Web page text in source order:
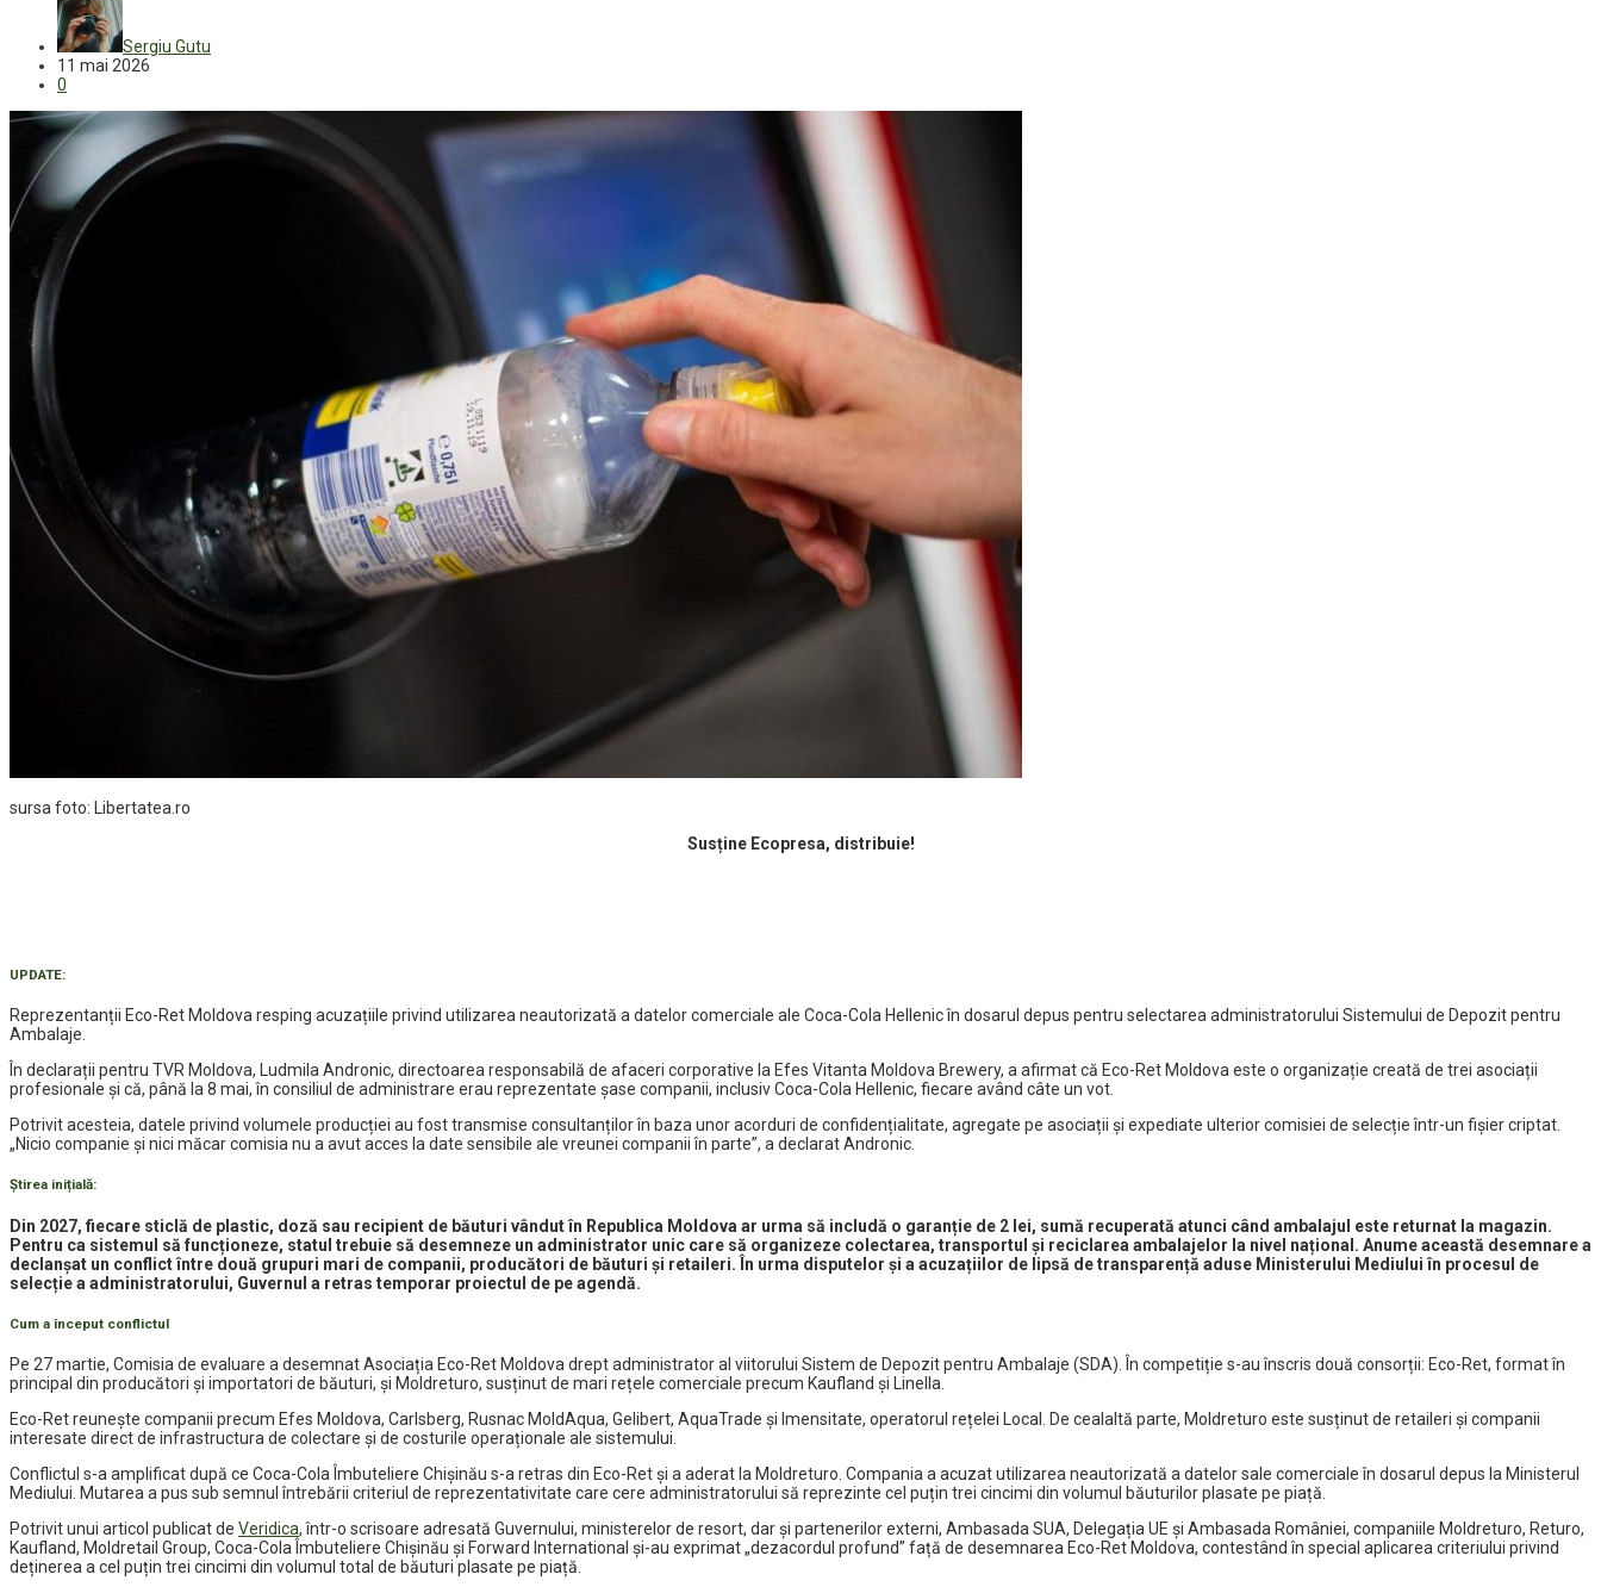
Sergiu Gutu
11 mai 2026
0
sursa foto: Libertatea.ro
Susține Ecopresa, distribuie!
UPDATE:
Reprezentanții Eco-Ret Moldova resping acuzațiile privind utilizarea neautorizată a datelor comerciale ale Coca-Cola Hellenic în dosarul depus pentru selectarea administratorului Sistemului de Depozit pentru
Ambalaje.
În declarații pentru TVR Moldova, Ludmila Andronic, directoarea responsabilă de afaceri corporative la Efes Vitanta Moldova Brewery, a afirmat că Eco-Ret Moldova este o organizație creată de trei asociații
profesionale și că, până la 8 mai, în consiliul de administrare erau reprezentate șase companii, inclusiv Coca-Cola Hellenic, fiecare având câte un vot.
Potrivit acesteia, datele privind volumele producției au fost transmise consultanților în baza unor acorduri de confidențialitate, agregate pe asociații și expediate ulterior comisiei de selecție într-un fișier criptat.
„Nicio companie și nici măcar comisia nu a avut acces la date sensibile ale vreunei companii în parte”, a declarat Andronic.
Știrea inițială:
Din 2027, fiecare sticlă de plastic, doză sau recipient de băuturi vândut în Republica Moldova ar urma să includă o garanție de 2 lei, sumă recuperată atunci când ambalajul este returnat la magazin.
Pentru ca sistemul să funcționeze, statul trebuie să desemneze un administrator unic care să organizeze colectarea, transportul și reciclarea ambalajelor la nivel național. Anume această desemnare a
declanșat un conflict între două grupuri mari de companii, producători de băuturi și retaileri. În urma disputelor și a acuzațiilor de lipsă de transparență aduse Ministerului Mediului în procesul de
selecție a administratorului, Guvernul a retras temporar proiectul de pe agendă.
Cum a început conflictul
Pe 27 martie, Comisia de evaluare a desemnat Asociația Eco-Ret Moldova drept administrator al viitorului Sistem de Depozit pentru Ambalaje (SDA). În competiție s-au înscris două consorții: Eco-Ret, format în
principal din producători și importatori de băuturi, și Moldreturo, susținut de mari rețele comerciale precum Kaufland și Linella.
Eco-Ret reunește companii precum Efes Moldova, Carlsberg, Rusnac MoldAqua, Gelibert, AquaTrade și Imensitate, operatorul rețelei Local. De cealaltă parte, Moldreturo este susținut de retaileri și companii
interesate direct de infrastructura de colectare și de costurile operaționale ale sistemului.
Conflictul s-a amplificat după ce Coca-Cola Îmbuteliere Chișinău s-a retras din Eco-Ret și a aderat la Moldreturo. Compania a acuzat utilizarea neautorizată a datelor sale comerciale în dosarul depus la Ministerul
Mediului. Mutarea a pus sub semnul întrebării criteriul de reprezentativitate care cere administratorului să reprezinte cel puțin trei cincimi din volumul băuturilor plasate pe piață.
Potrivit unui articol publicat de Veridica, într-o scrisoare adresată Guvernului, ministerelor de resort, dar și partenerilor externi, Ambasada SUA, Delegația UE și Ambasada României, companiile Moldreturo, Returo,
Kaufland, Moldretail Group, Coca-Cola Îmbuteliere Chișinău și Forward International și-au exprimat „dezacordul profund” față de desemnarea Eco-Ret Moldova, contestând în special aplicarea criteriului privind
deținerea a cel puțin trei cincimi din volumul total de băuturi plasate pe piață.